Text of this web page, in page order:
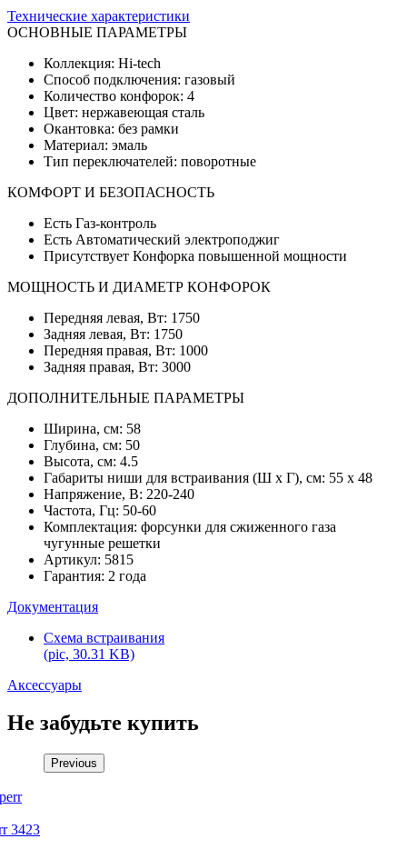
Технические характеристики
ОСНОВНЫЕ ПАРАМЕТРЫ
Коллекция: Hi-tech
Способ подключения: газовый
Количество конфорок: 4
Цвет: нержавеющая сталь
Окантовка: без рамки
Материал: эмаль
Тип переключателей: поворотные
КОМФОРТ И БЕЗОПАСНОСТЬ
Есть Газ-контроль
Есть Автоматический электроподжиг
Присутствует Конфорка повышенной мощности
МОЩНОСТЬ И ДИАМЕТР КОНФОРОК
Передняя левая, Вт: 1750
Задняя левая, Вт: 1750
Передняя правая, Вт: 1000
Задняя правая, Вт: 3000
ДОПОЛНИТЕЛЬНЫЕ ПАРАМЕТРЫ
Ширина, см: 58
Глубина, см: 50
Высота, см: 4.5
Габариты ниши для встраивания (Ш х Г), см: 55 х 48
Напряжение, В: 220-240
Частота, Гц: 50-60
Комплектация: форсунки для сжиженного газа
чугунные решетки
Артикул: 5815
Гарантия: 2 года
Документация
Схема встраивания
(pic, 30.31 KB)
Аксессуары
Не забудьте купить
Previous
3423